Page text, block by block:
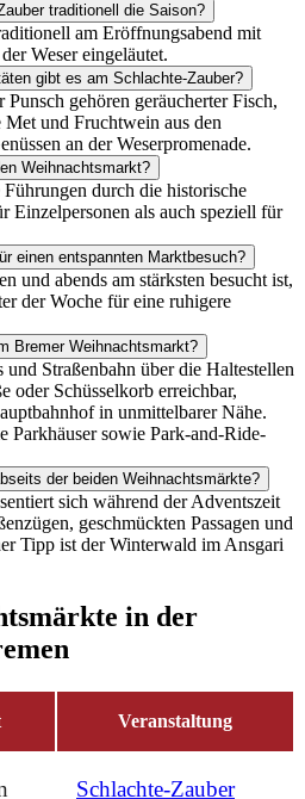
traditionell die Saison?
am Eröffnungsabend mit
Weser eingeläutet.
gibt es am Schlachte-Zauber?
gehören geräucherter Fisch,
und Fruchtwein aus den
an der Weserpromenade.
Weihnachtsmarkt?
durch die historische
Einzelpersonen als auch speziell für
einen entspannten Marktbesuch?
und abends am stärksten besucht ist,
der Woche für eine ruhigere
Bremer Weihnachtsmarkt?
Straßenbahn über die Haltestellen
oder Schüsselkorb erreichbar,
in unmittelbarer Nähe.
Parkhäuser sowie Park-and-Ride-
der beiden Weihnachtsmärkte?
sich während der Adventszeit
geschmückten Passagen und
Tipp ist der Winterwald im Ansgari
in der
Veranstaltung
Schlachte-Zauber